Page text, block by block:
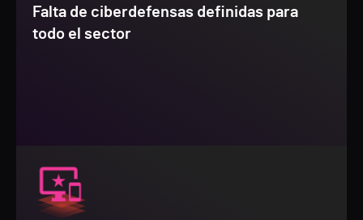
Falta de ciberdefensas definidas para
todo el sector